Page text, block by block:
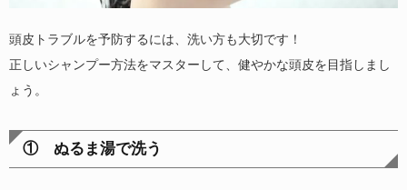
頭皮トラブルを予防するには、洗い方も大切です！
正しいシャンプー方法をマスターして、健やかな頭皮を目指しまし
ょう。
① ぬるま湯で洗う